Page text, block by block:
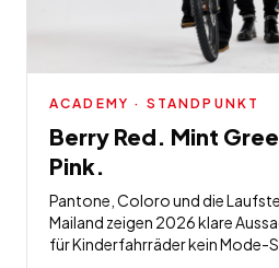
ACADEMY · STANDPUNKT
Berry Red. Mint
Pink.
Pantone, Coloro und die
Mailand zeigen 2026 klare
für Kinderfahrräder kein Mode-